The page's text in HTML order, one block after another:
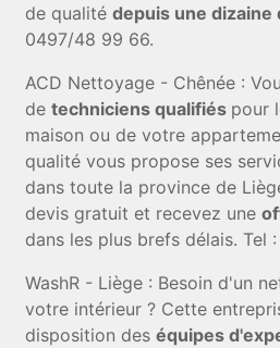
de qualitédepuis une dizaine
0497/48 99 66.
ACD Nettoyage - Chênée :
detechniciens qualifiés pour
maison ou de votre
qualité vous propose ses
dans toute la province de
devis gratuit et recevez une
dans les plus brefs délais. Tel
WashR - Liège : Besoin d'un
votre intérieur ? Cette
disposition deséquipes